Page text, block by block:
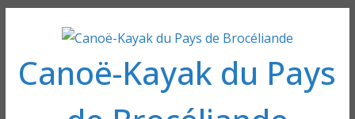
contenu
Canoë-Kayak du Pays